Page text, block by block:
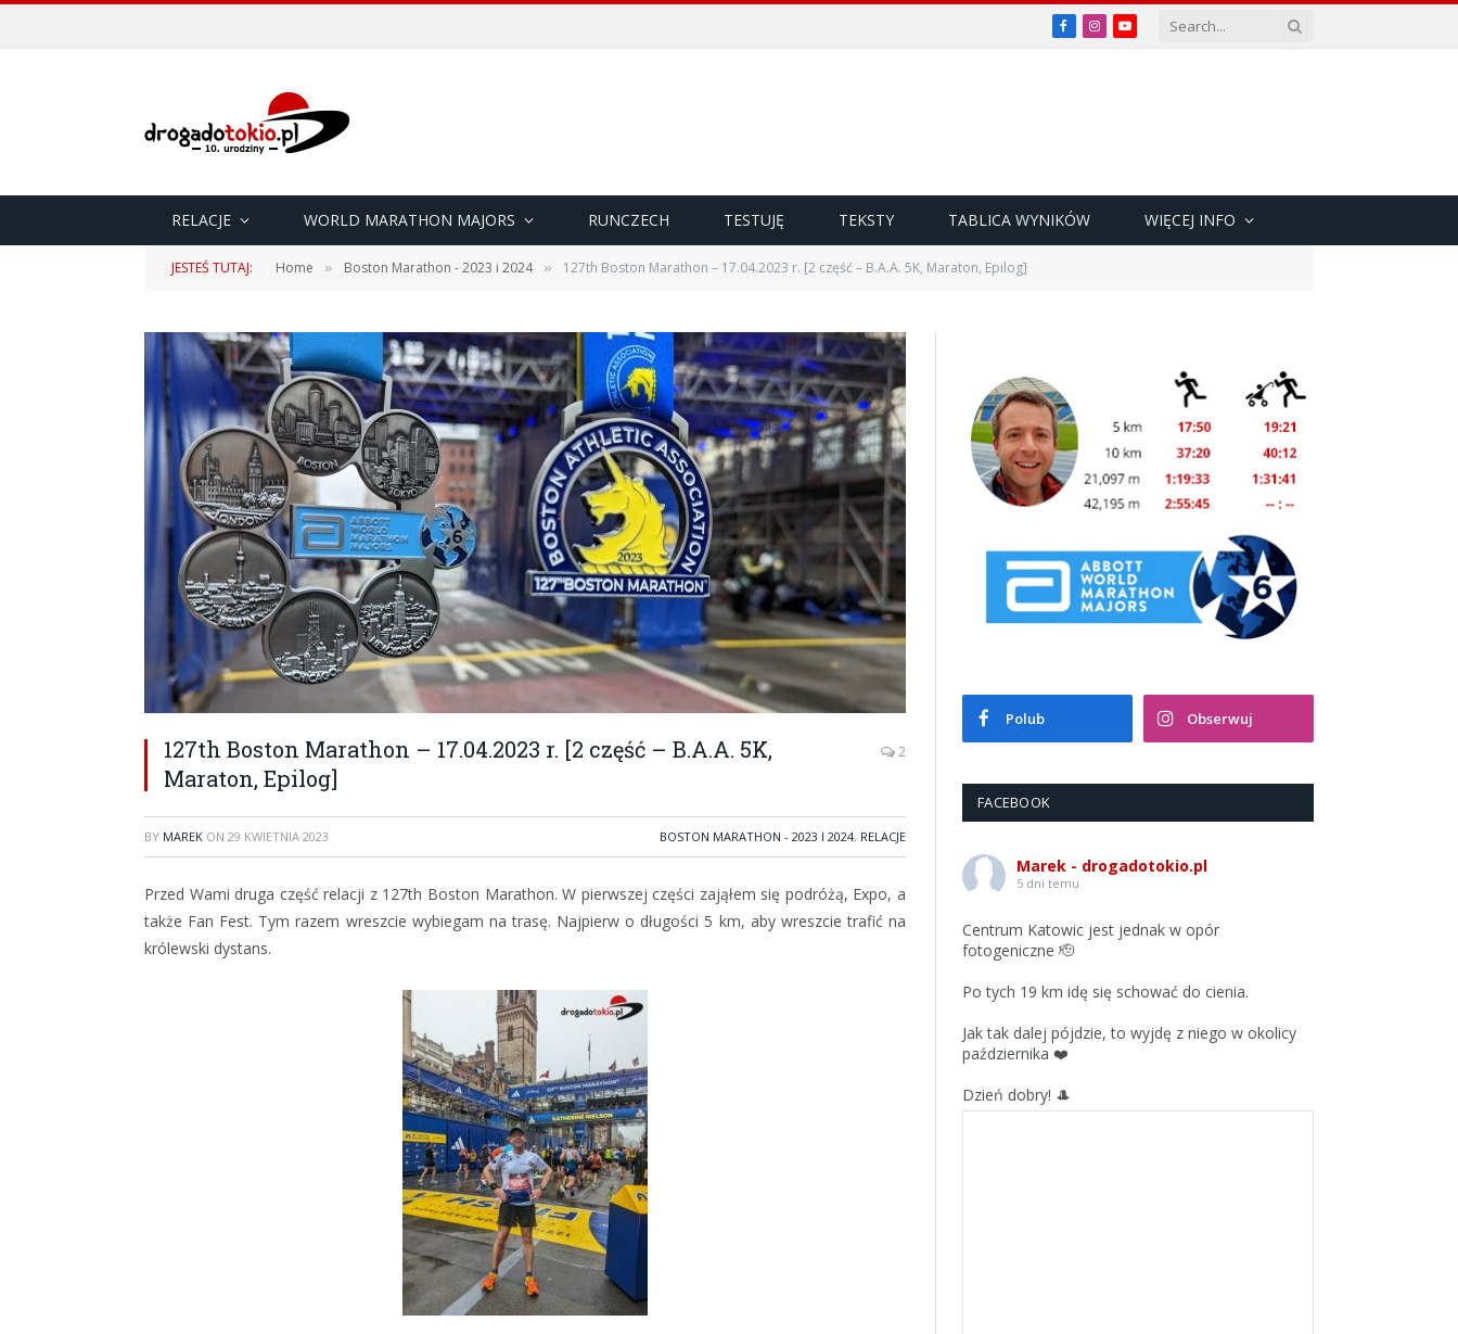
Facebook
InstagramYouTube
RELACJE WORLD MARATHON MAJORS RUNCZECH TESTUJĘ TEKSTY TABLICA WYNIKÓW WIĘCEJ INFO
JESTEŚ TUTAJ: Home » Boston Marathon - 2023 i 2024 » 127th Boston Marathon – 17.04.2023 r. [2 część – B.A.A. 5K, Maraton, Epilog]
127th Boston Marathon – 17.04.2023 r. [2 część – B.A.A. 5K,
Maraton, Epilog]
2
BY MAREK ON 29 KWIETNIA 2023 BOSTON MARATHON - 2023 I 2024, RELACJE
Przed Wami druga część relacji z 127th Boston Marathon. W pierwszej części zająłem się podróżą, Expo, a
także Fan Fest. Tym razem wreszcie wybiegam na trasę. Najpierw o długości 5 km, aby wreszcie trafić na
królewski dystans.
Polub Obserwuj
FACEBOOK
Marek - drogadotokio.pl
5 dni temu
Centrum Katowic jest jednak w opór
fotogeniczne 🫡
Po tych 19 km idę się schować do cienia.
Jak tak dalej pójdzie, to wyjdę z niego w okolicy
października ❤️
Dzień dobry! 🎩